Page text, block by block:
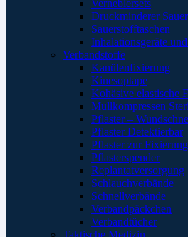
Verneblersets
Druckminderer
Sauerstofftaschen
Inhalationsgeräte
Verbandstoffe
Kanülenfixierung
Kinesoptape
Kohäsive elastische
Mullkompressen
Pflaster –
Pflaster Detektierbar
Pflaster zur Fixierung
Pflasterspender
Replantatversorgung
Schlauchverbände
Schnellverbände
Verbandpäckchen
Verbandtücher
Taktische Medizin